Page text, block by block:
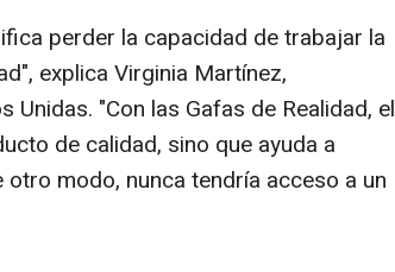
perder la capacidad de trabajar la
explica Virginia Martínez,
"Con las Gafas de Realidad, el
de calidad, sino que ayuda a
modo, nunca tendría acceso a un